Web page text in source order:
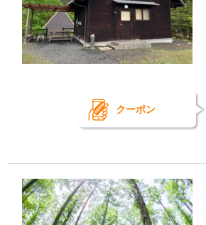
クーポン